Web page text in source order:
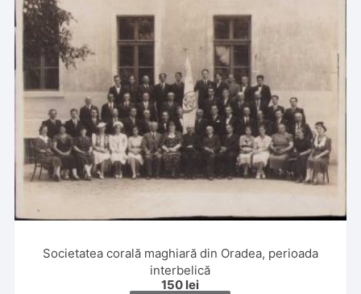
Societatea corală maghiară din Oradea, perioada
interbelică
150 lei